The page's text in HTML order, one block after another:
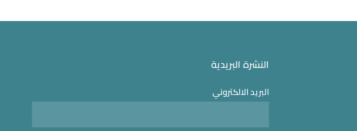
النشرة البريدية
البريد الالكتروني